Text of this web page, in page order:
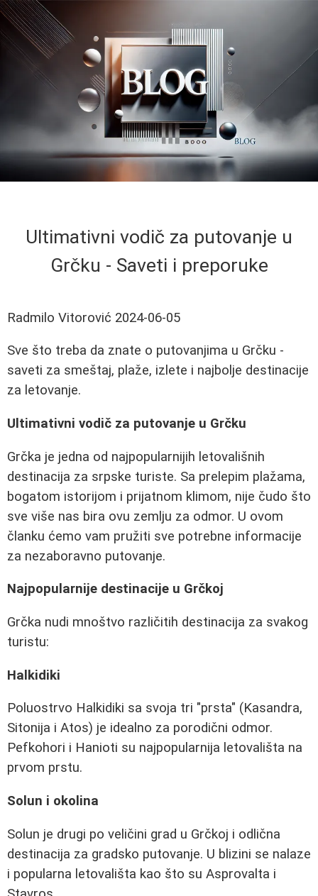
Ultimativni vodič za putovanje u
Grčku - Saveti i preporuke
Radmilo Vitorović 2024-06-05
Sve što treba da znate o putovanjima u Grčku -
saveti za smeštaj, plaže, izlete i najbolje destinacije
za letovanje.
Ultimativni vodič za putovanje u Grčku
Grčka je jedna od najpopularnijih letovališnih
destinacija za srpske turiste. Sa prelepim plažama,
bogatom istorijom i prijatnom klimom, nije čudo što
sve više nas bira ovu zemlju za odmor. U ovom
članku ćemo vam pružiti sve potrebne informacije
za nezaboravno putovanje.
Najpopularnije destinacije u Grčkoj
Grčka nudi mnoštvo različitih destinacija za svakog
turistu:
Halkidiki
Poluostrvo Halkidiki sa svoja tri "prsta" (Kasandra,
Sitonija i Atos) je idealno za porodični odmor.
Pefkohori i Hanioti su najpopularnija letovališta na
prvom prstu.
Solun i okolina
Solun je drugi po veličini grad u Grčkoj i odlična
destinacija za gradsko putovanje. U blizini se nalaze
i popularna letovališta kao što su Asprovalta i